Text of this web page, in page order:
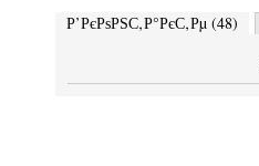
Р’РєРѕРЅС‚Р°РєС‚Рµ (48)